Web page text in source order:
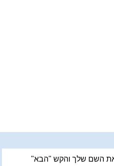
השם שלך והקש "הבא"